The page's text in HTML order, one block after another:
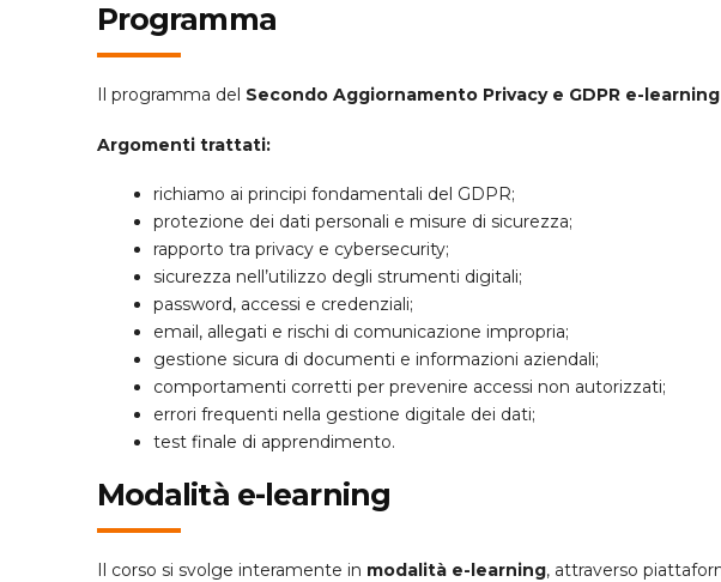
Programma
Il programma del Secondo Aggiornamento Privacy e GDPR e-learning
Argomenti trattati:
richiamo ai principi fondamentali del GDPR;
protezione dei dati personali e misure di sicurezza;
rapporto tra privacy e cybersecurity;
sicurezza nell’utilizzo degli strumenti digitali;
password, accessi e credenziali;
email, allegati e rischi di comunicazione impropria;
gestione sicura di documenti e informazioni aziendali;
comportamenti corretti per prevenire accessi non autorizzati;
errori frequenti nella gestione digitale dei dati;
test finale di apprendimento.
Modalità e-learning
Il corso si svolge interamente in modalità e-learning, attraverso